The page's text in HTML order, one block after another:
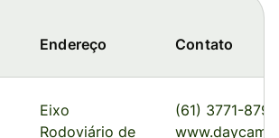
Endereço Contato
Eixo
Rodoviário de
(61) 3771-8792